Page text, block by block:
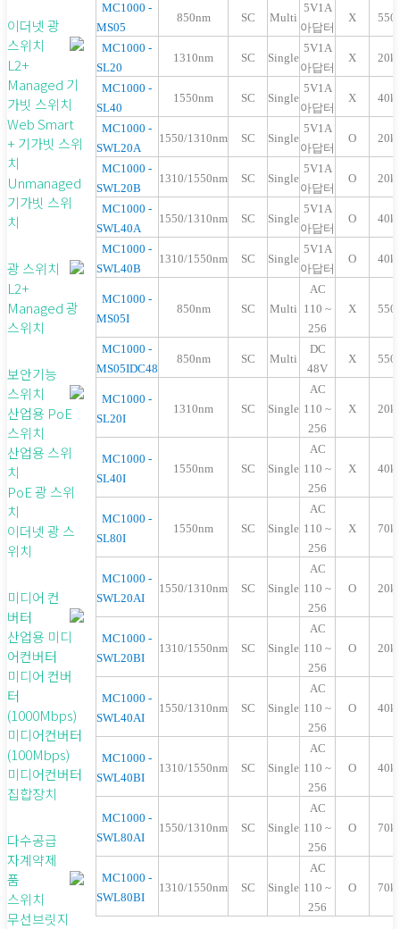
이더넷 광
스위치
L2+
Managed 기
가빗 스위치
Web Smart
+ 기가빗 스위
치
Unmanaged
기가빗 스위
치
광 스위치
L2+
Managed 광
스위치
보안기능
스위치
산업용 PoE
스위치
산업용 스위
치
PoE 광 스위
치
이더넷 광 스
위치
미디어 컨
버터
산업용 미디
어컨버터
미디어 컨버
터
(1000Mbps)
미디어컨버터
(100Mbps)
미디어컨버터
집합장치
다수공급
자계약제
품
스위치
무선브릿지
MC1000 -
MS05
850nm SC Multi
5V1A
아답터
X
MC1000 -
SL20
1310nm SC Single
5V1A
아답터
X
MC1000 -
SL40
1550nm SC Single
5V1A
아답터
X
MC1000 -
SWL20A
1550/1310nm SC Single
5V1A
아답터
O
MC1000 -
SWL20B
1310/1550nm SC Single
5V1A
아답터
O
MC1000 -
SWL40A
1550/1310nm SC Single
5V1A
아답터
O
MC1000 -
SWL40B
1310/1550nm SC Single
5V1A
아답터
O
MC1000 -
MS05I
850nm SC Multi
AC
110 ~
256
X
MC1000 -
MS05IDC48
850nm SC Multi
DC
48V
X
MC1000 -
SL20I
1310nm SC Single
AC
110 ~
256
X
MC1000 -
SL40I
1550nm SC Single
AC
110 ~
256
X
MC1000 -
SL80I
1550nm SC Single
AC
110 ~
256
X
MC1000 -
SWL20AI
1550/1310nm SC Single
AC
110 ~
256
O
MC1000 -
SWL20BI
1310/1550nm SC Single
AC
110 ~
256
O
MC1000 -
SWL40AI
1550/1310nm SC Single
AC
110 ~
256
O
MC1000 -
SWL40BI
1310/1550nm SC Single
AC
110 ~
256
O
MC1000 -
SWL80AI
1550/1310nm SC Single
AC
110 ~
256
O 7
MC1000 -
SWL80BI
1310/1550nm SC Single
AC
110 ~
256
O 7